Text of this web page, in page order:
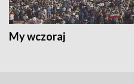
My wczoraj